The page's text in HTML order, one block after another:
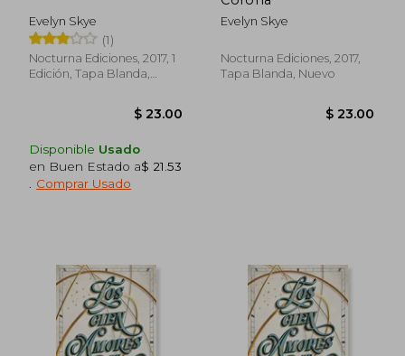
Evelyn Skye
(1)
Nocturna Ediciones, 2017, 1
Edición, Tapa Blanda,
Disponible Usado
en Buen Estado a$ 21.53
Comprar Usado
Evelyn Skye
Nocturna Ediciones, 2017,
Tapa Blanda, Nuevo